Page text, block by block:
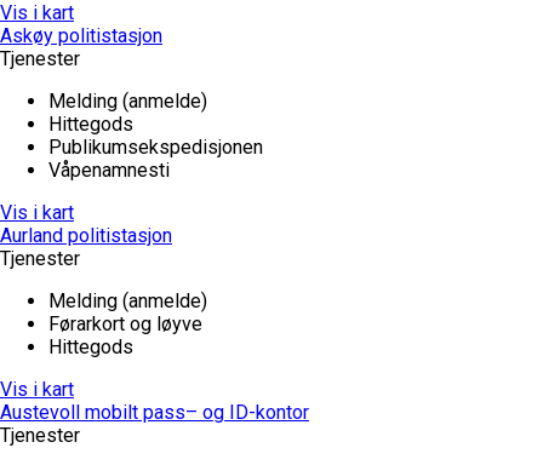
Vis i kart
Askøy politistasjon
Tjenester
Melding (anmelde)
Hittegods
Publikumsekspedisjonen
Våpenamnesti
Vis i kart
Aurland politistasjon
Tjenester
Melding (anmelde)
Førarkort og løyve
Hittegods
Vis i kart
Austevoll mobilt pass– og ID-kontor
Tjenester